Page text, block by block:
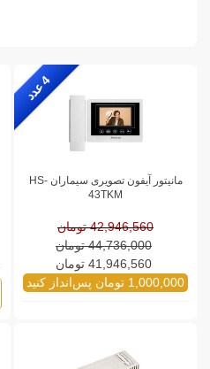
4ع
د
د
مانیتور آیفون تصویری سیماران HS-
43TKM
42,946,560 تومان
44,736,000 تومان
41,946,560 تومان
1,000,000 تومان پس‌انداز کنید